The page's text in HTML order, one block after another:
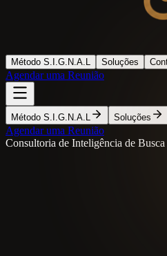
Método S.I.G.N.A.L Soluções
Agendar uma Reunião
Método S.I.G.N.A.L Soluções
Agendar uma Reunião
Consultoria de Inteligência de